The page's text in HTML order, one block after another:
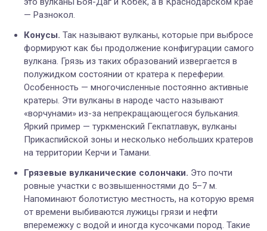
— Разнокол.
Конусы. Так называют вулканы, которые при выбросе
формируют как бы продолжение конфигурации самого
вулкана. Грязь из таких образований извергается в
полужидком состоянии от кратера к переферии.
Особенность — многочисленные постоянно активные
кратеры. Эти вулканы в народе часто называют
«ворчунами» из-за непрекращающегося булькания.
Яркий пример — туркменский Гекпатлавук, вулканы
Прикаспийской зоны и несколько небольших кратеров
на территории Керчи и Тамани.
Грязевые вулканические солончаки. Это почти
ровные участки с возвышенностями до 5–7 м.
Напоминают болотистую местность, на которую время
от времени выбиваются лужицы грязи и нефти
вперемежку с водой и иногда кусочками пород. Такие